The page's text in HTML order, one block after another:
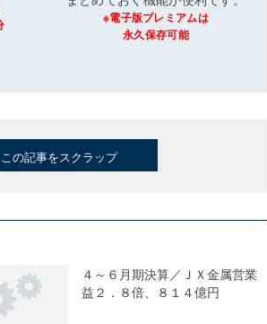
※電子版プレミアムは
永久保存可能
この記事をスクラップ
４～６月期決算／ＪＸ金属営業
益２．８倍、８１４億円